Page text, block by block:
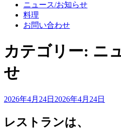
ニュース/お知らせ
料理
お問い合わせ
カテゴリー: ニ
せ
投
日:
2026年4月24日 2026年4月24日
レストランは、